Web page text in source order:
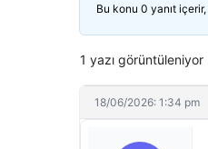
Bu konu 0 yanıt
1 yazı görüntüleniyor
18/06/2026: 1:34 pm